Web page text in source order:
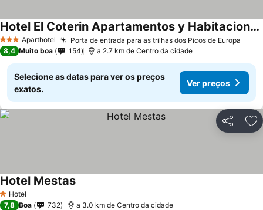
3 EstrelasAparthotel Porta de entrada para as trilhas dos Picos de Europa
Hotel El Coterin Apartamentos y Habitaciones
8,4 Muito boa 154 a 2.7 km de Centro da cidade
Selecione as datas para ver os preços
exatos.
Ver preços
Partilhar
1 Estrelas
Hotel
Hotel Mestas
7,8 Boa 732 a 3.0 km de Centro da cidade